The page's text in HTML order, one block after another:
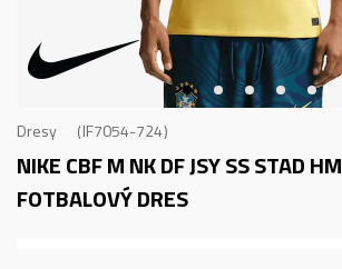
Dresy IF7054-724
NIKE CBF M NK DF JSY SS STAD HM
FOTBALOVÝ DRES